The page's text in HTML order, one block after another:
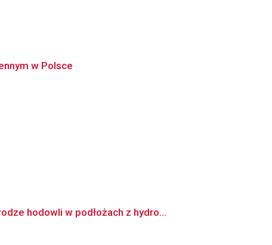
w Polsce
hodowli w podłożach z hydro...